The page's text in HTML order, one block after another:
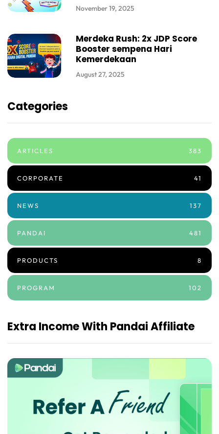
November 19, 2025
Merdeka Rush: 2x JDP Score
Booster sempena Hari
Kemerdekaan
August 27, 2025
Categories
ARTICLES 383
CORPORATE 41
NEWS 137
PANDAI 481
PRODUCTS 8
PROGRAM 102
Extra Income With Pandai Affiliate